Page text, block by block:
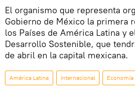
El organismo que representa
Gobierno de México la primera
los Países de América Latina y
Desarrollo Sostenible, que
de abril en la capital mexicana.
América Latina Internacional Economía